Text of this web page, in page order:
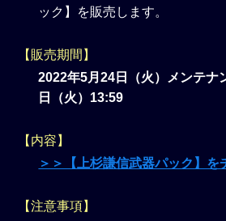
ック】を販売します。
【販売期間】
2022年5月24日（火）メンテナ
日（火）13:59
【内容】
＞＞【上杉謙信武器パック】を
【注意事項】